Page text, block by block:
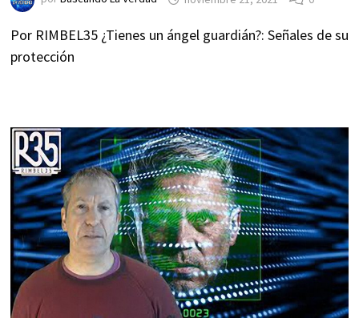
Por RIMBEL35 ¿Tienes un ángel guardián?: Señales de su
protección